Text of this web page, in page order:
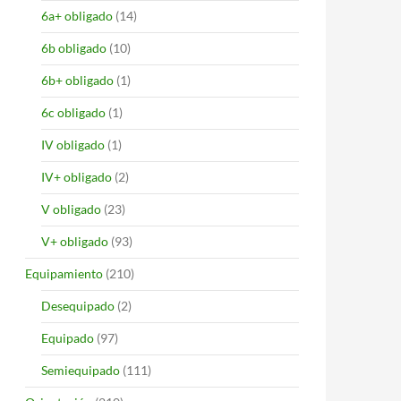
6a+ obligado (14)
6b obligado (10)
6b+ obligado (1)
6c obligado (1)
IV obligado (1)
IV+ obligado (2)
V obligado (23)
V+ obligado (93)
Equipamiento (210)
Desequipado (2)
Equipado (97)
Semiequipado (111)